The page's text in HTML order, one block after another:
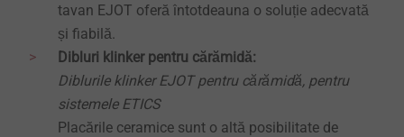
tavan EJOT oferă întotdeauna o soluție adecvată
și fiabilă.
Dibluri klinker pentru cărămidă:
Diblurile klinker EJOT pentru cărămidă, pentru
sistemele ETICS
Placările ceramice sunt o altă posibilitate de